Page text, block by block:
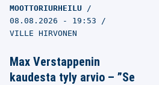
MOOTTORIURHEILU
08.08.2026 - 19:53
VILLE HIRVONEN
Max Verstappenin
kaudesta tyly arvio – ”Se